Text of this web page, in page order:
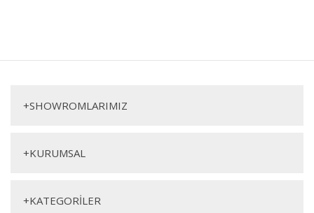
Lunza Modüler Köşe Koltuk 6
+SHOWROMLARIMIZ
+KURUMSAL
+KATEGORİLER